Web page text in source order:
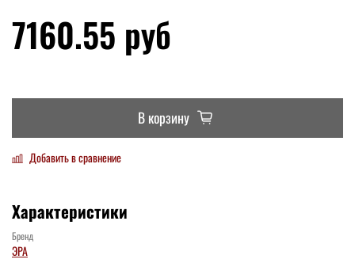
7160.55 руб
В корзину
Добавить в сравнение
Характеристики
Бренд
ЭРА